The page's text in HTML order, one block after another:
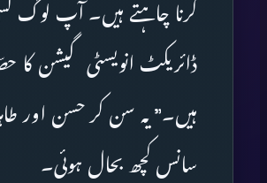
کرنا چاہتے ہیں۔ آپ لوگ
ڈائریکٹ انویسٹی گیشن کا
ہیں۔” یہ سن کر حسن اور
سانس کچھ بحال ہوئی۔